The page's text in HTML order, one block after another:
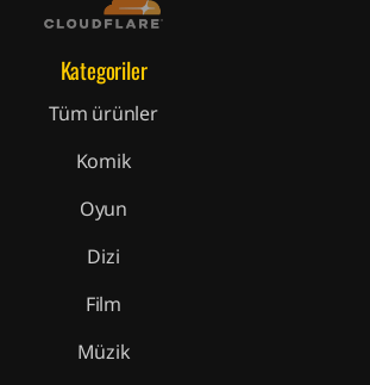
Kategoriler
Tüm ürünler
Komik
Oyun
Dizi
Film
Müzik